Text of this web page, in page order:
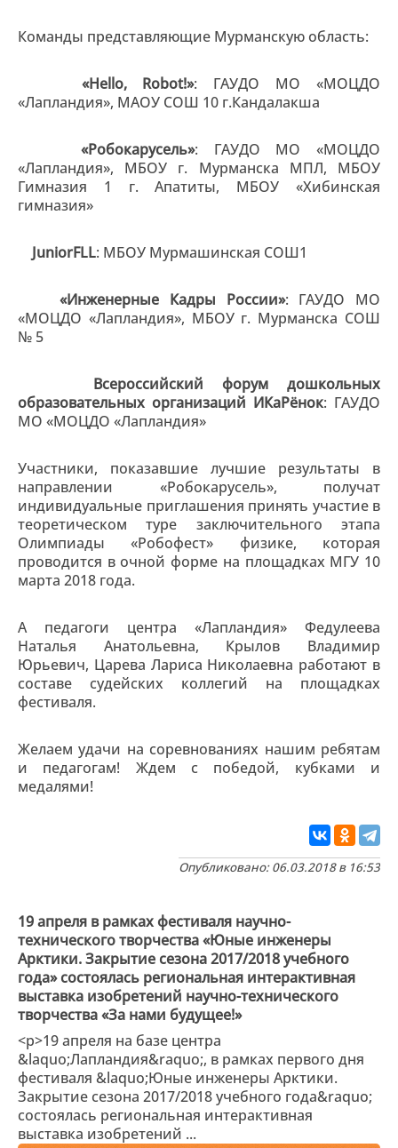
Команды представляющие Мурманскую область:
«Hello, Robot!»: ГАУДО МО «МОЦДО
«Лапландия», МАОУ СОШ 10 г.Кандалакша
«Робокарусель»: ГАУДО МО «МОЦДО
«Лапландия», МБОУ г. Мурманска МПЛ, МБОУ
Гимназия 1 г. Апатиты, МБОУ «Хибинская
гимназия»
JuniorFLL: МБОУ Мурмашинская СОШ1
«Инженерные Кадры России»: ГАУДО МО
«МОЦДО «Лапландия», МБОУ г. Мурманска СОШ
№ 5
Всероссийский форум дошкольных
образовательных организаций ИКаРёнок: ГАУДО
МО «МОЦДО «Лапландия»
Участники, показавшие лучшие результаты в
направлении «Робокарусель», получат
индивидуальные приглашения принять участие в
теоретическом туре заключительного этапа
Олимпиады «Робофест» физике, которая
проводится в очной форме на площадках МГУ 10
марта 2018 года.
А педагоги центра «Лапландия» Федулеева
Наталья Анатольевна, Крылов Владимир
Юрьевич, Царева Лариса Николаевна работают в
составе судейских коллегий на площадках
фестиваля.
Желаем удачи на соревнованиях нашим ребятам
и педагогам! Ждем с победой, кубками и
медалями!
Опубликовано: 06.03.2018 в 16:53
19 апреля в рамках фестиваля научно-
технического творчества «Юные инженеры
Арктики. Закрытие сезона 2017/2018 учебного
года» состоялась региональная интерактивная
выставка изобретений научно-технического
творчества «За нами будущее!»
<p>19 апреля на базе центра
&laquo;Лапландия&raquo;, в рамках первого дня
фестиваля &laquo;Юные инженеры Арктики.
Закрытие сезона 2017/2018 учебного года&raquo;
состоялась региональная интерактивная
выставка изобретений ...